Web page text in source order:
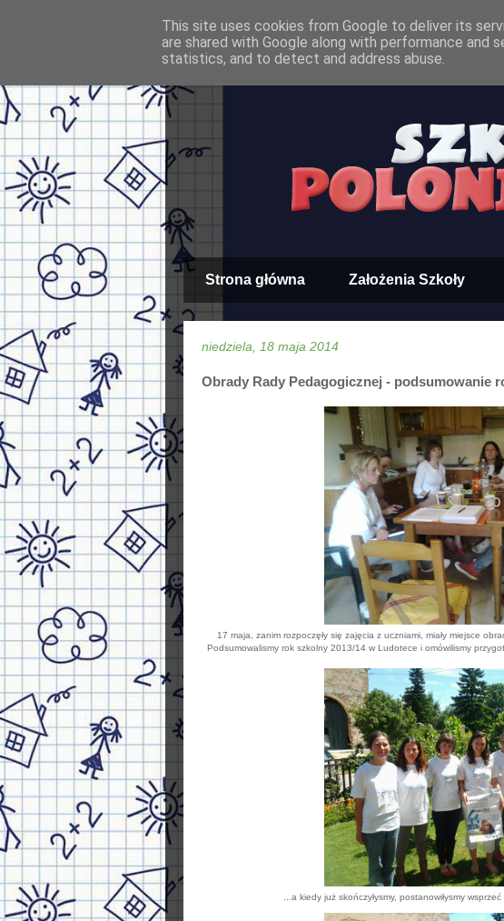
Strona główna Założenia Szkoły
niedziela, 18 maja 2014
Obrady Rady Pedagogicznej - podsumowanie
17 maja, zanim rozpoczęły się zajęcia z uczniami, miały miejsce
Podsumowalismy rok szkolny 2013/14 w Ludotece i omówilismy
...a kiedy już skończyłysmy, postanowiłysmy
This site uses cookies from Google to deliver its
are shared with Google along with performance
statistics, and to detect and address abuse.